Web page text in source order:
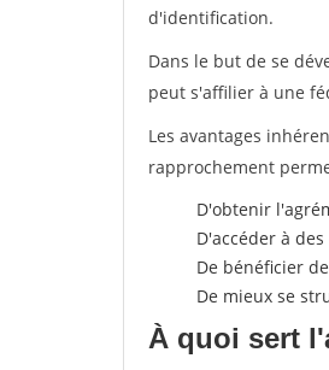
d'identification.
Dans le but de se
peut s'affilier à une
Les avantages
rapprochement
D'obtenir
D'accéder à
De bénéficier
De mieux se
À quoi sert